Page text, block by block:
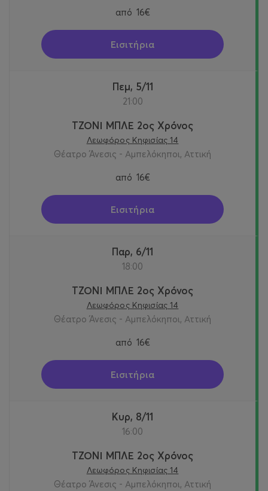
από 16€
Εισιτήρια
Πεμ, 5/11
21:00
ΤΖΟΝΙ ΜΠΛΕ 2ος Χρόνος
Λεωφόρος Κηφισίας 14
Θέατρο Άνεσις - Αμπελόκηποι, Αττική
από 16€
Εισιτήρια
Παρ, 6/11
18:00
ΤΖΟΝΙ ΜΠΛΕ 2ος Χρόνος
Λεωφόρος Κηφισίας 14
Θέατρο Άνεσις - Αμπελόκηποι, Αττική
από 16€
Εισιτήρια
Κυρ, 8/11
16:00
ΤΖΟΝΙ ΜΠΛΕ 2ος Χρόνος
Λεωφόρος Κηφισίας 14
Θέατρο Άνεσις - Αμπελόκηποι, Αττική